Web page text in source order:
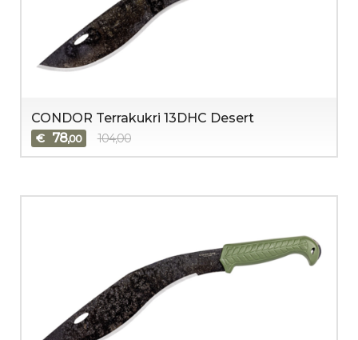
CONDOR Terrakukri 13DHC Desert
€ 78,00 104,00